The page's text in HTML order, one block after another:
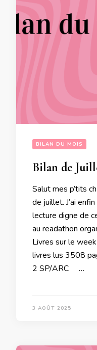
BILAN DU MOIS
Bilan de
Salut mes p’tits
de juillet. J’ai
lecture digne de
au readathon
Livres sur le
livres lus 3508
2 SP/ARC …
3 AOÛT 2025